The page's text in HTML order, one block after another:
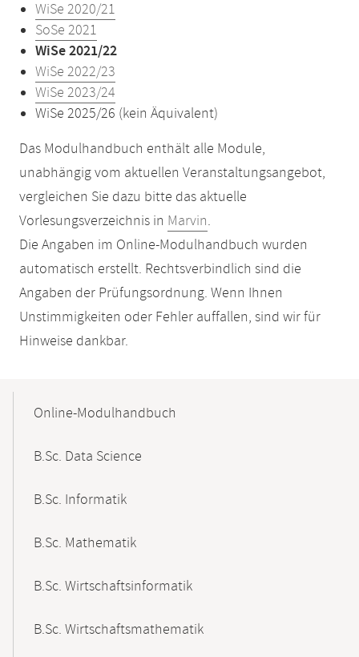
WiSe 2020/21
SoSe 2021
WiSe 2021/22
WiSe 2022/23
WiSe 2023/24
WiSe 2025/26 (kein Äquivalent)
Das Modulhandbuch enthält alle Module,
unabhängig vom aktuellen Veranstaltungsangebot,
vergleichen Sie dazu bitte das aktuelle
Vorlesungsverzeichnis in Marvin.
Die Angaben im Online-Modulhandbuch wurden
automatisch erstellt. Rechtsverbindlich sind die
Angaben der Prüfungsordnung. Wenn Ihnen
Unstimmigkeiten oder Fehler auffallen, sind wir für
Hinweise dankbar.
NavigationOnline-Modulhandbuch
B.Sc. Data Science
B.Sc. Informatik
B.Sc. Mathematik
B.Sc. Wirtschaftsinformatik
B.Sc. Wirtschaftsmathematik